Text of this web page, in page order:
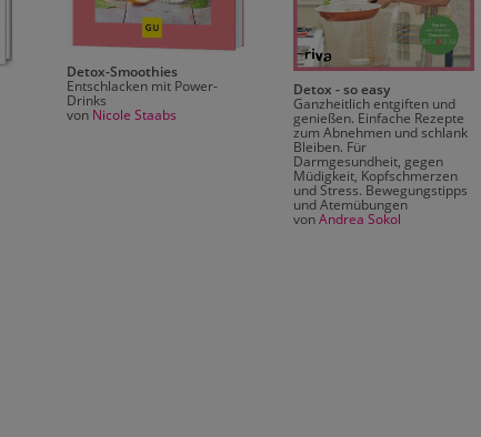
Detox-Smoothies
Entschlacken mit Power-
Drinks
von Nicole Staabs
Detox - so easy
Ganzheitlich entgiften und
genießen. Einfache Rezepte
zum Abnehmen und schlank
Bleiben. Für
Darmgesundheit, gegen
Müdigkeit, Kopfschmerzen
und Stress. Bewegungstipps
und Atemübungen
von Andrea Sokol